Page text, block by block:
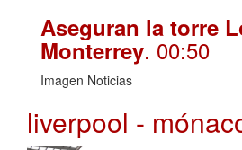
Aseguran la torre
Monterrey. 00:50
Imagen Noticias
liverpool -